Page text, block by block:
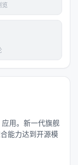
让他看经验丰
让他自己尝
后让他用不同
。
值。有些问题
如何让RL训
览
应用。新一代旗舰
能力达到开源模